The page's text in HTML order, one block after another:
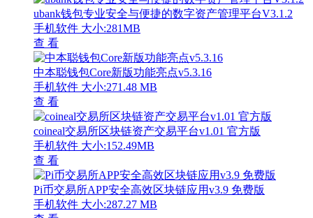
ubank钱包专业安全与便捷的数字资产管理平台V3.1.2
手机软件 大小:281MB
查 看
中本聪钱包Core新版功能亮点v5.3.16
手机软件 大小:271.48 MB
查 看
coineal交易所区块链资产交易平台v1.01 官方版
手机软件 大小:152.49MB
查 看
Pi币交易所APP安全高效区块链应用v3.9 免费版
手机软件 大小:287.27 MB